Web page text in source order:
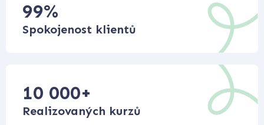
99%
Spokojenost klientů
10 000+
Realizovaných kurzů